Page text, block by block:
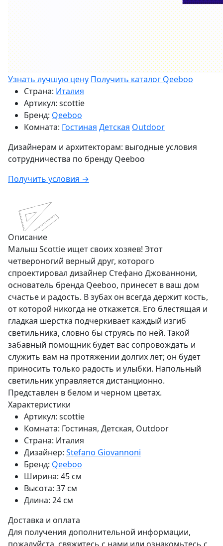
Узнать лучшую цену Получить каталог Qeeboo
Страна: Италия
Артикул: scottie
Бренд: Qeeboo
Комната: Гостиная Детская Outdoor
Дизайнерам и архитекторам: выгодные условия
сотрудничества по бренду Qeeboo
Получить условия →
Описание
Малыш Scottie ищет своих хозяев! Этот
четвероногий верный друг, которого
спроектировал дизайнер Стефано Джованнони,
основатель бренда Qeeboo, принесет в ваш дом
счастье и радость. В зубах он всегда держит кость,
от которой никогда не откажется. Его блестящая и
гладкая шерстка подчеркивает каждый изгиб
светильника, словно бы струясь по ней. Такой
забавный помощник будет вас сопровождать и
служить вам на протяжении долгих лет; он будет
приносить только радость и улыбки. Напольный
светильник управляется дистанционно.
Представлен в белом и черном цветах.
Характеристики
Артикул: scottie
Комната: Гостиная, Детская, Outdoor
Страна: Италия
Дизайнер: Stefano Giovannoni
Бренд: Qeeboo
Ширина: 45 см
Высота: 37 см
Длина: 24 см
Доставка и оплата
Для получения дополнительной информации,